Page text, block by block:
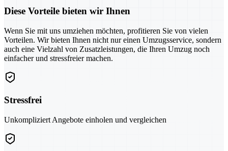
Diese Vorteile bieten wir Ihnen
Wenn Sie mit uns umziehen möchten, profitieren Sie von vielen
Vorteilen. Wir bieten Ihnen nicht nur einen Umzugsservice, sondern
auch eine Vielzahl von Zusatzleistungen, die Ihren Umzug noch
einfacher und stressfreier machen.
Stressfrei
Unkompliziert Angebote einholen und vergleichen